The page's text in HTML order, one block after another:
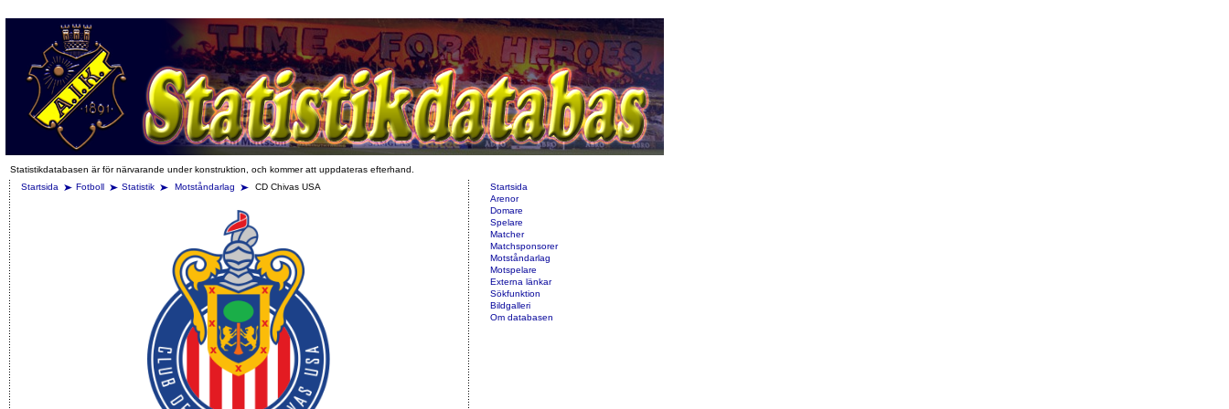
Statistikdatabasen är för närvarande under konstruktion, och kommer att uppdateras efterhand.
Startsida
Fotboll Statistik Motståndarlag CD Chivas USA
Startsida
Arenor
Domare
Spelare
Matcher
Matchsponsorer
Motståndarlag
Motspelare
Externa länkar
Sökfunktion
Bildgalleri
Om databasen